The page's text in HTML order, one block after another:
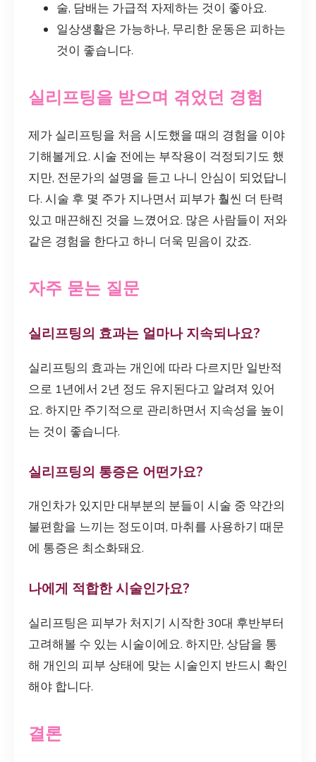
술, 담배는 가급적 자제하는 것이 좋아요.
일상생활은 가능하나, 무리한 운동은 피하는
것이 좋습니다.
실리프팅을 받으며 겪었던 경험
제가 실리프팅을 처음 시도했을 때의 경험을 이야
기해볼게요. 시술 전에는 부작용이 걱정되기도 했
지만, 전문가의 설명을 듣고 나니 안심이 되었답니
다. 시술 후 몇 주가 지나면서 피부가 훨씬 더 탄력
있고 매끈해진 것을 느꼈어요. 많은 사람들이 저와
같은 경험을 한다고 하니 더욱 믿음이 갔죠.
자주 묻는 질문
실리프팅의 효과는 얼마나 지속되나요?
실리프팅의 효과는 개인에 따라 다르지만 일반적
으로 1년에서 2년 정도 유지된다고 알려져 있어
요. 하지만 주기적으로 관리하면서 지속성을 높이
는 것이 좋습니다.
실리프팅의 통증은 어떤가요?
개인차가 있지만 대부분의 분들이 시술 중 약간의
불편함을 느끼는 정도이며, 마취를 사용하기 때문
에 통증은 최소화돼요.
나에게 적합한 시술인가요?
실리프팅은 피부가 처지기 시작한 30대 후반부터
고려해볼 수 있는 시술이에요. 하지만, 상담을 통
해 개인의 피부 상태에 맞는 시술인지 반드시 확인
해야 합니다.
결론